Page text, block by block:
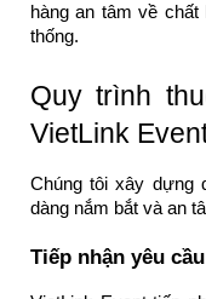
hàng an tâm về
thống.
Quy trình
VietLink
Chúng tôi xây dựng
dàng nắm bắt và an
Tiếp nhận yêu